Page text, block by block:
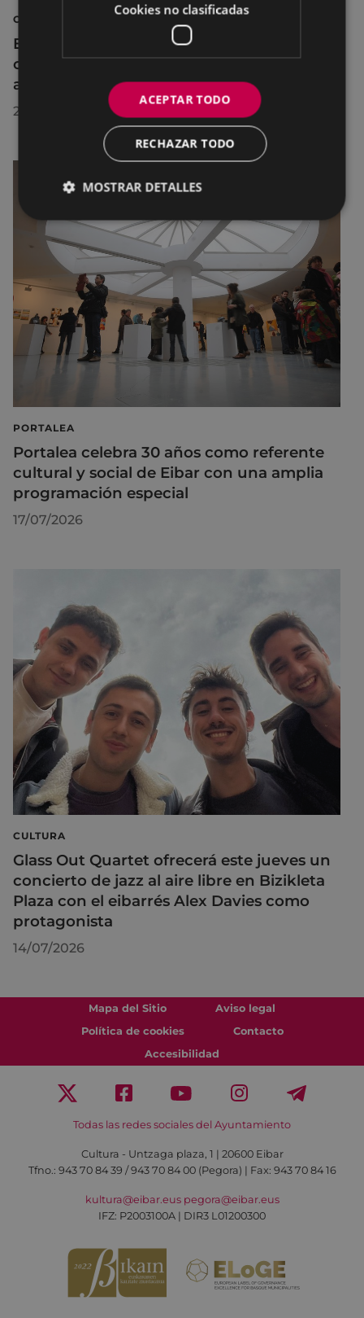
CINE AL AIRE LIBRE
El cine al aire libre regresa a Untzaga con
cuatro proyecciones durante el mes de
agosto
22/07/2026
PORTALEA
Portalea celebra 30 años como referente
cultural y social de Eibar con una amplia
programación especial
17/07/2026
CULTURA
Glass Out Quartet ofrecerá este jueves un
concierto de jazz al aire libre en Bizikleta
Plaza con el eibarrés Alex Davies como
protagonista
14/07/2026
Mapa del Sitio
Aviso legal
Política de cookies
Contacto
Accesibilidad
Todas las redes sociales del Ayuntamiento
Cultura - Untzaga plaza, 1 | 20600 Eibar
Tfno.: 943 70 84 39 / 943 70 84 00 (Pegora) | Fax: 943 70 84 16
kultura@eibar.eus pegora@eibar.eus
IFZ: P2003100A | DIR3 L01200300
Cookies no clasificadas
ACEPTAR TODO
RECHAZAR TODO
MOSTRAR DETALLES